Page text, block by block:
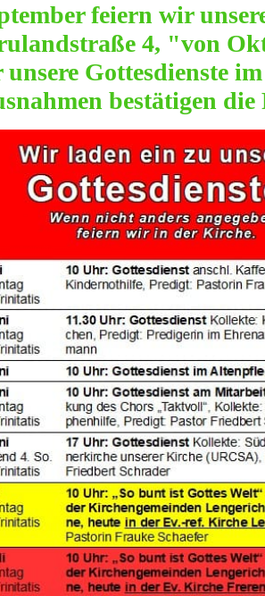
feiern wir
4, "von
Gottesdienste
bestätigen die